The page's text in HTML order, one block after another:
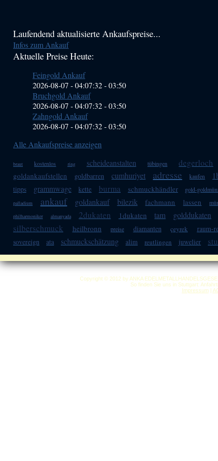
Haupt-
Sidebar
Laufendend aktualisierte Ankaufspreise...
Infos zum Ankauf
Aktuelle Preise Heute:
Feingold Ankauf
2026-08-07 - 04:07:32-03:50
Bruchgold Ankauf
2026-08-07 - 04:07:32-03:50
Zahngold Ankauf
2026-08-07 - 04:07:32-03:50
Alle Ankaufspreise anzeigen
braut kostenlos ring scheideanstalten tübingen degerloch
goldankaufstellen goldbarren cumhuriyet adresse kaufen
tipps grammwage kette burma schmuckhändler gold-
palladium ankauf goldankauf bilezik fachmann lassen
philharmoniker almanyada 2dukaten 1dukaten tam golddukaten
silberschmuck heilbronn preise diamanten çeyrek
raum-
sovereign
ata schmuckschätzung alim reutlingen juwelier
Copyright © 2012 by ANKA
So finden Sie uns in Stuttgart:
Impressum|